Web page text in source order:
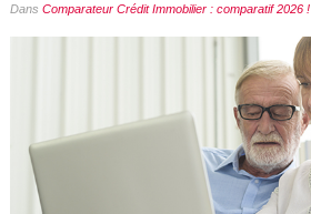
Dans Comparateur Crédit Immobilier : comparatif 2026 !